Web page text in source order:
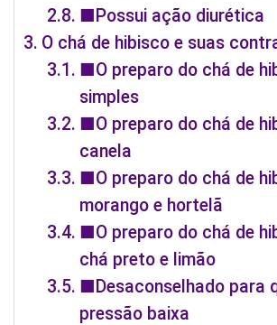
■Possui ação diurética
O chá de hibisco e suas
■O preparo do chá de
simples
■O preparo do chá de
canela
■O preparo do chá de
morango e hortelã
■O preparo do chá de
chá preto e limão
■Desaconselhado para
pressão baixa